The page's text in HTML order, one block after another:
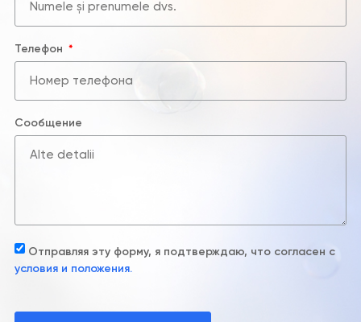
Телефон
Сообщение
Отправляя эту форму, я подтверждаю, что согласен с
условия и положения.